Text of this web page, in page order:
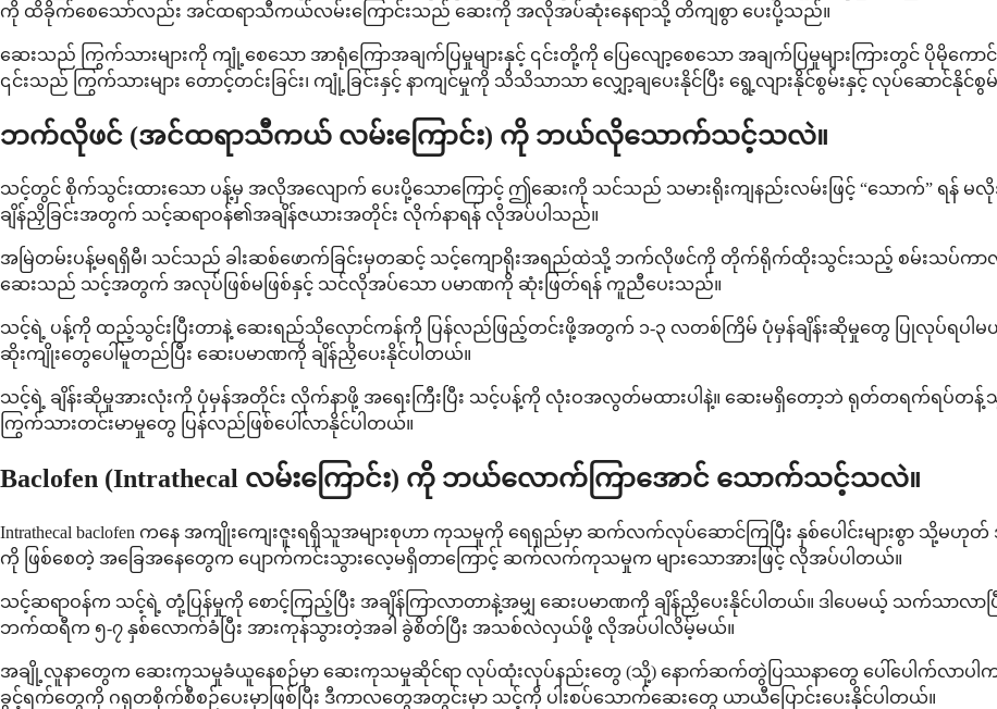
ကို ထိခိုက်စေသော်လည်း အင်ထရာသီကယ်လမ်းကြောင်းသည် ဆေးကို အလိုအပ်ဆုံးနေရာသို့ တိကျစွာ ပေးပို့သည်။
ဆေးသည် ကြွက်သားများကို ကျုံ့စေသော အာရုံကြောအချက်ပြမှုများနှင့် ၎င်းတို့ကို ပြေလျော့စေသော အချက်ပြမှုများကြားတွင် ပိုမို
၎င်းသည် ကြွက်သားများ တောင့်တင်းခြင်း၊ ကျုံ့ခြင်းနှင့် နာကျင်မှုကို သိသိသာသာ လျှော့ချပေးနိုင်ပြီး ရွေ့လျားနိုင်စွမ်းနှင့် လုပ်ဆောင်
ဘက်လိုဖင် (အင်ထရာသီကယ် လမ်းကြောင်း) ကို ဘယ်လိုသောက်သင့်သလဲ။
သင့်တွင် စိုက်သွင်းထားသော ပန့်မှ အလိုအလျောက် ပေးပို့သောကြောင့် ဤဆေးကို သင်သည် သမားရိုးကျနည်းလမ်းဖြင့် “သောက်” ရန် မလို
ချိန်ညှိခြင်းအတွက် သင့်ဆရာဝန်၏အချိန်ဇယားအတိုင်း လိုက်နာရန် လိုအပ်ပါသည်။
အမြဲတမ်းပန့်မရရှိမီ၊ သင်သည် ခါးဆစ်ဖောက်ခြင်းမှတဆင့် သင့်ကျောရိုးအရည်ထဲသို့ ဘက်လိုဖင်ကို တိုက်ရိုက်ထိုးသွင်းသည့် စမ်းသပ်
ဆေးသည် သင့်အတွက် အလုပ်ဖြစ်မဖြစ်နှင့် သင်လိုအပ်သော ပမာဏကို ဆုံးဖြတ်ရန် ကူညီပေးသည်။
သင့်ရဲ့ ပန့်ကို ထည့်သွင်းပြီးတာနဲ့ ဆေးရည်သိုလှောင်ကန်ကို ပြန်လည်ဖြည့်တင်းဖို့အတွက် ၁-၃ လတစ်ကြိမ် ပုံမှန်ချိန်းဆိုမှုတွေ ပြုလုပ်ရပါ
ဆိုးကျိုးတွေပေါ်မူတည်ပြီး ဆေးပမာဏကို ချိန်ညှိပေးနိုင်ပါတယ်။
သင့်ရဲ့ ချိန်းဆိုမှုအားလုံးကို ပုံမှန်အတိုင်း လိုက်နာဖို့ အရေးကြီးပြီး သင့်ပန့်ကို လုံးဝအလွတ်မထားပါနဲ့။ ဆေးမရှိတော့ဘဲ ရုတ်တရက်ရပ်တန့်
ကြွက်သားတင်းမာမှုတွေ ပြန်လည်ဖြစ်ပေါ်လာနိုင်ပါတယ်။
Baclofen (Intrathecal လမ်းကြောင်း) ကို ဘယ်လောက်ကြာအောင် သောက်သင့်သလဲ။
Intrathecal baclofen ကနေ အကျိုးကျေးဇူးရရှိသူအများစုဟာ ကုသမှုကို ရေရှည်မှာ ဆက်လက်လုပ်ဆောင်ကြပြီး နှစ်ပေါင်းများစွာ သို့
ကို ဖြစ်စေတဲ့ အခြေအနေတွေက ပျောက်ကင်းသွားလေ့မရှိတာကြောင့် ဆက်လက်ကုသမှုက များသောအားဖြင့် လိုအပ်ပါတယ်။
သင့်ဆရာဝန်က သင့်ရဲ့ တုံ့ပြန်မှုကို စောင့်ကြည့်ပြီး အချိန်ကြာလာတာနဲ့အမျှ ဆေးပမာဏကို ချိန်ညှိပေးနိုင်ပါတယ်။ ဒါပေမယ့် သက်သာလ
ဘက်ထရီက ၅-၇ နှစ်လောက်ခံပြီး အားကုန်သွားတဲ့အခါ ခွဲစိတ်ပြီး အသစ်လဲလှယ်ဖို့ လိုအပ်ပါလိမ့်မယ်။
အချို့လူနာတွေက ဆေးကုသမှုခံယူနေစဉ်မှာ ဆေးကုသမှုဆိုင်ရာ လုပ်ထုံးလုပ်နည်းတွေ (သို့) နောက်ဆက်တွဲပြဿနာတွေ ပေါ်ပေါက်လာပါက
ခွင့်ရက်တွေကို ဂရုတစိုက်စီစဉ်ပေးမှာဖြစ်ပြီး ဒီကာလတွေအတွင်းမှာ သင့်ကို ပါးစပ်သောက်ဆေးတွေ ယာယီပြောင်းပေးနိုင်ပါတယ်။